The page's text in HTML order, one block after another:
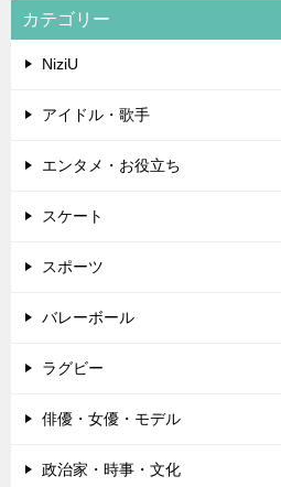
カテゴリー
NiziU
アイドル・歌手
エンタメ・お役立ち
スケート
スポーツ
バレーボール
ラグビー
俳優・女優・モデル
政治家・時事・文化